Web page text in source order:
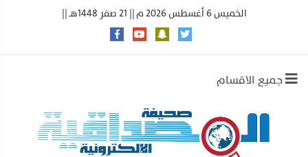
الخميس 6 أغسطس 2026 م || 21 صفر 1448هـ ||
جميع الاقسام